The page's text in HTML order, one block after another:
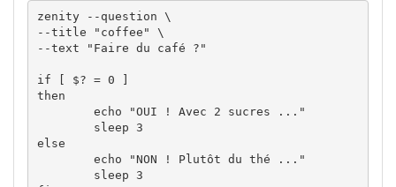
zenity --question \
--title "coffee" \
--text "Faire du café ?"
if [ $? = 0 ]
then
else